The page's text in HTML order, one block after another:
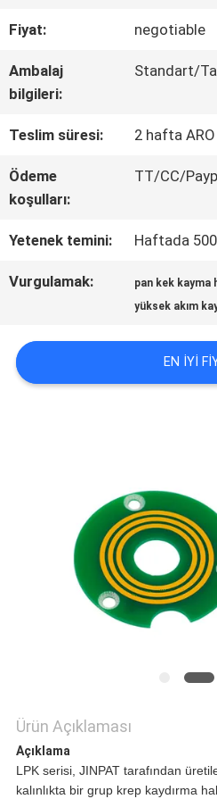
TURU
KALITE
KONTROL
BIZE
ULAŞIN
ISTEĞI
PRIVACY
POLICY
Fiyat: negotiable
Ambalaj
bilgileri:
Standart/
Teslim süresi: 2 hafta ARO
Ödeme
koşulları:
TT/CC/
Yetenek temini: Haftada
Vurgulamak: pan kek kayma
yüksek akım
EN IYI
Ürün Açıklaması
Açıklama
LPK serisi, JINPAT tarafından
kalınlıkta bir grup krep kaydırma